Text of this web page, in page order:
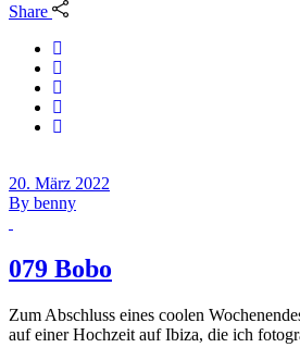
Share
20. März 2022
By benny
079 Bobo
Zum Abschluss eines coolen
auf einer Hochzeit auf Ibiza, die ich